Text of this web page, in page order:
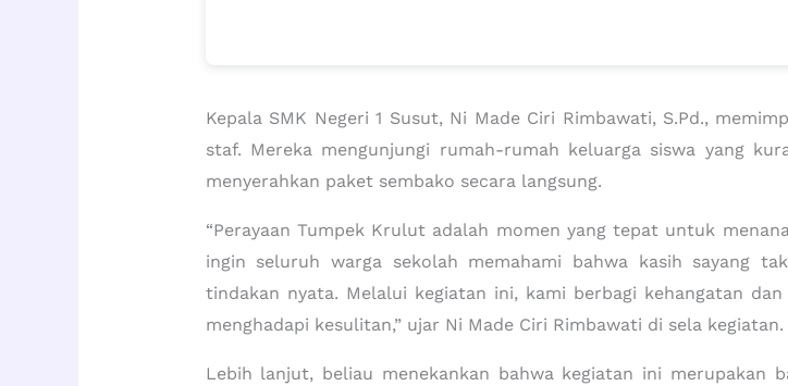
Kepala SMK Negeri 1 Susut, Ni Made Ciri Rimbawati, S.Pd.,
staf. Mereka mengunjungi rumah-rumah keluarga siswa yang
menyerahkan paket sembako secara langsung.
“Perayaan Tumpek Krulut adalah momen yang tepat untuk
ingin seluruh warga sekolah memahami bahwa kasih sayang
tindakan nyata. Melalui kegiatan ini, kami berbagi kehangatan
menghadapi kesulitan,” ujar Ni Made Ciri Rimbawati di sela kegiatan.
Lebih lanjut, beliau menekankan bahwa kegiatan ini